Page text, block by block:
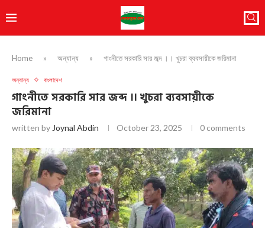
Home » অন্যান্য » গাংনীতে সরকারি সার জব্দ ।। খুচরা ব্যবসায়ীকে জরিমানা
অন্যান্য বাংলাদেশ
গাংনীতে সরকারি সার জব্দ ।। খুচরা ব্যবসায়ীকে
জরিমানা
written by Joynal Abdin October 23, 2025 0 comments